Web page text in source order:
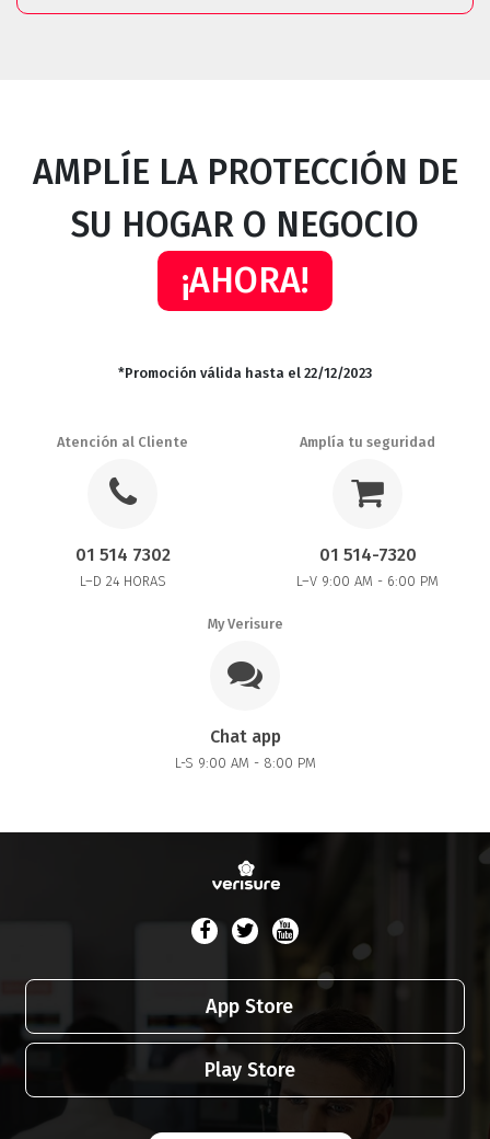
AMPLÍE LA PROTECCIÓN DE
SU HOGAR O NEGOCIO
¡AHORA!
*Promoción válida hasta el 22/12/2023
Atención al Cliente
01 514 7302
L–D 24 HORAS
Amplía tu seguridad
01 514-7320
L–V 9:00 AM - 6:00 PM
My Verisure
Chat app
L-S 9:00 AM - 8:00 PM
App Store
Play Store